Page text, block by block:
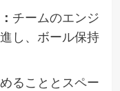
チームのエンジ
し、ボール保持
ることとスペー